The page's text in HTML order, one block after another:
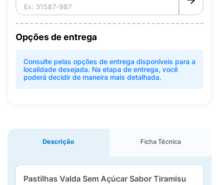
Opções de entrega
Consulte pelas opções de entrega disponíveis para a
localidade desejada. Na etapa de entrega, você
poderá decidir de maneira mais detalhada.
Descrição Ficha Técnica
Pastilhas Valda Sem Açúcar Sabor Tiramisu